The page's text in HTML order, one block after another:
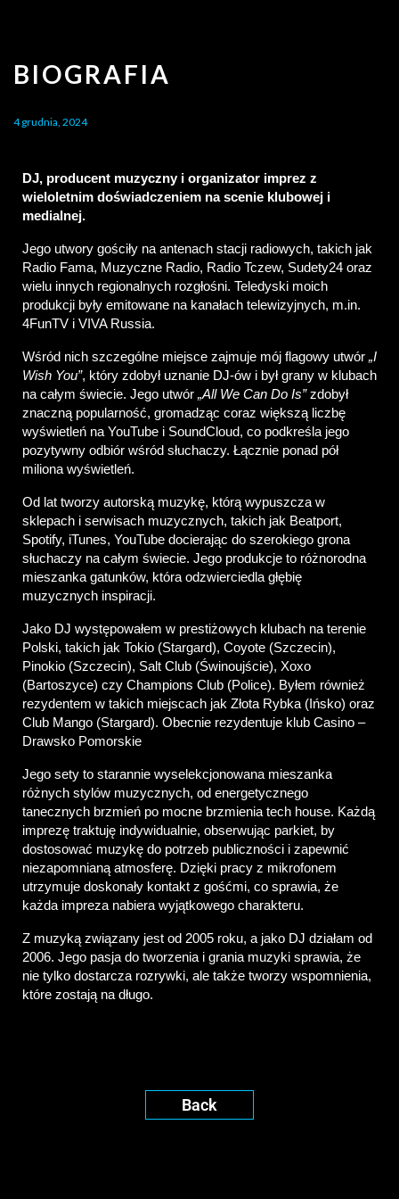
BIOGRAFIA
4 grudnia, 2024
DJ, producent muzyczny i organizator imprez z
wieloletnim doświadczeniem na scenie klubowej i
medialnej.
Jego utwory gościły na antenach stacji radiowych, takich jak
Radio Fama, Muzyczne Radio, Radio Tczew, Sudety24 oraz
wielu innych regionalnych rozgłośni. Teledyski moich
produkcji były emitowane na kanałach telewizyjnych, m.in.
4FunTV i VIVA Russia.
Wśród nich szczególne miejsce zajmuje mój flagowy utwór „I
Wish You”, który zdobył uznanie DJ-ów i był grany w klubach
na całym świecie. Jego utwór „All We Can Do Is” zdobył
znaczną popularność, gromadząc coraz większą liczbę
wyświetleń na YouTube i SoundCloud, co podkreśla jego
pozytywny odbiór wśród słuchaczy. Łącznie ponad pół
miliona wyświetleń.
Od lat tworzy autorską muzykę, którą wypuszcza w
sklepach i serwisach muzycznych, takich jak Beatport,
Spotify, iTunes, YouTube docierając do szerokiego grona
słuchaczy na całym świecie. Jego produkcje to różnorodna
mieszanka gatunków, która odzwierciedla głębię
muzycznych inspiracji.
Jako DJ występowałem w prestiżowych klubach na terenie
Polski, takich jak Tokio (Stargard), Coyote (Szczecin),
Pinokio (Szczecin), Salt Club (Świnoujście), Xoxo
(Bartoszyce) czy Champions Club (Police). Byłem również
rezydentem w takich miejscach jak Złota Rybka (Ińsko) oraz
Club Mango (Stargard). Obecnie rezydentuje klub Casino –
Drawsko Pomorskie
Jego sety to starannie wyselekcjonowana mieszanka
różnych stylów muzycznych, od energetycznego
tanecznych brzmień po mocne brzmienia tech house. Każdą
imprezę traktuję indywidualnie, obserwując parkiet, by
dostosować muzykę do potrzeb publiczności i zapewnić
niezapomnianą atmosferę. Dzięki pracy z mikrofonem
utrzymuje doskonały kontakt z gośćmi, co sprawia, że
każda impreza nabiera wyjątkowego charakteru.
Z muzyką związany jest od 2005 roku, a jako DJ działam od
2006. Jego pasja do tworzenia i grania muzyki sprawia, że
nie tylko dostarcza rozrywki, ale także tworzy wspomnienia,
które zostają na długo.
Back